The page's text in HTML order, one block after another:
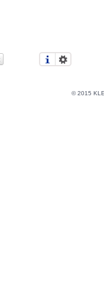
© 2015